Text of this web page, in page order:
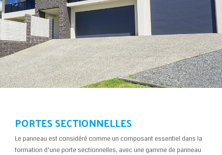
PORTES SECTIONNELLES
Le panneau est considéré comme un composant essentiel dans la
formation d’une porte sectionnelles, avec une gamme de panneau